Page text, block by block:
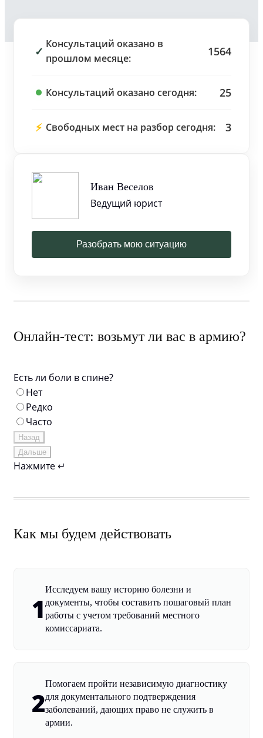
✓
Консультаций оказано в
прошлом месяце:
1564
Консультаций оказано сегодня: 25
⚡ Свободных мест на разбор сегодня: 3
Иван Веселов
Ведущий юрист
Разобрать мою ситуацию
Онлайн-тест: возьмут ли вас в армию?
Есть ли боли в спине?
Нет
Редко
Часто
Назад
Дальше
Нажмите ↵
Как мы будем действовать
1
Исследуем вашу историю болезни и
документы, чтобы составить пошаговый план
работы с учетом требований местного
комиссариата.
2
Помогаем пройти независимую диагностику
для документального подтверждения
заболеваний, дающих право не служить в
армии.